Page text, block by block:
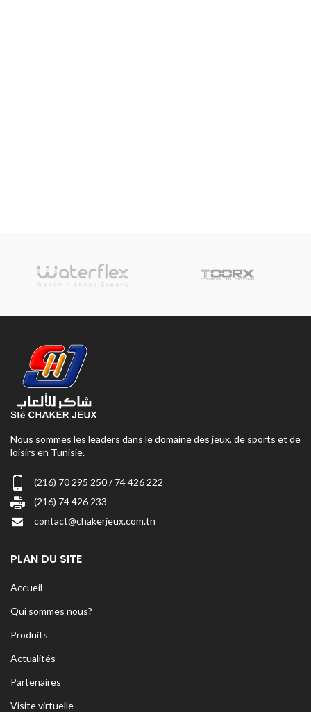
Nous sommes les leaders dans le domaine des jeux, de sports et de
loisirs en Tunisie.
(216) 70 295 250 / 74 426 222
(216) 74 426 233
contact@chakerjeux.com.tn
PLAN DU SITE
Accueil
Qui sommes nous?
Produits
Actualités
Partenaires
Visite virtuelle